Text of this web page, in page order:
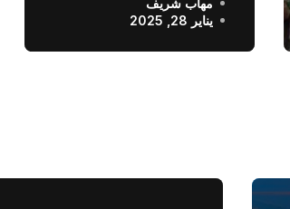
الدوري السعودي
مهاب شريف
يناير 28, 2025